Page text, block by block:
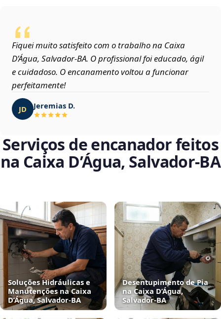
Fiquei muito satisfeito com o trabalho na Caixa
D’Água, Salvador‑BA. O profissional foi educado, ágil
e cuidadoso. O encanamento voltou a funcionar
perfeitamente!
JD Jeremias D.
Serviços de encanador feitos
na Caixa D’Água, Salvador‑BA
Soluções Hidráulicas e
Manutenções na Caixa
D’Água, Salvador‑BA
Desentupimento de Pia
na Caixa D’Água,
Salvador‑BA